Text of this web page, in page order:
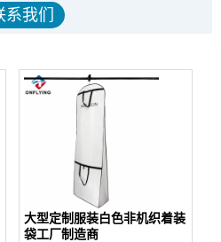
大型定制服装白色非机织着装
袋工厂制造商